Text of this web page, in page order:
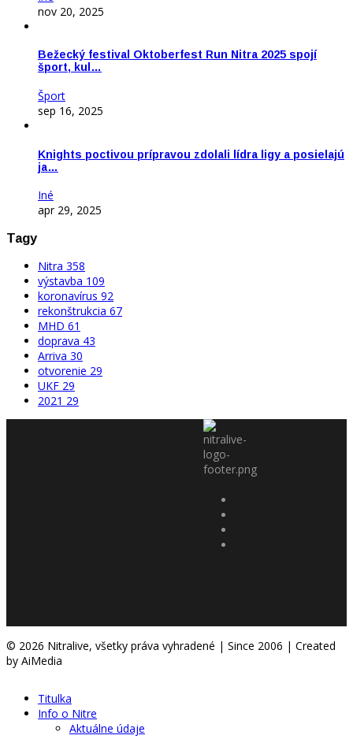
nov 20, 2025
Bežecký festival Oktoberfest Run Nitra 2025 spojí
šport, kul…
Šport
sep 16, 2025
Knights poctivou prípravou zdolali lídra ligy a posielajú
ja…
Iné
apr 29, 2025
Tagy
Nitra 358
výstavba 109
koronavírus 92
rekonštrukcia 67
MHD 61
doprava 43
Arriva 30
otvorenie 29
UKF 29
2021 29
© 2026 Nitralive, všetky práva vyhradené | Since 2006 | Created
by AiMedia
Titulka
Info o Nitre
Aktuálne údaje